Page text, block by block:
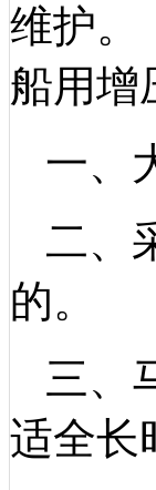
维护。
船用增
一、
二、
的。
三、
适全长